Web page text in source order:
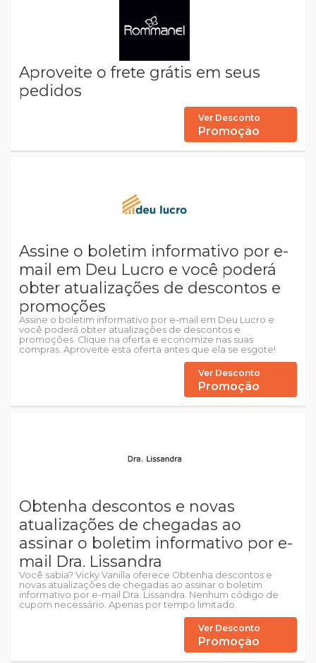
Aproveite o frete grátis em seus
pedidos
Ver Desconto
Promoção
Assine o boletim informativo por e-
mail em Deu Lucro e você poderá
obter atualizações de descontos e
promoções
Assine o boletim informativo por e-mail em Deu Lucro e
você poderá obter atualizações de descontos e
promoções. Clique na oferta e economize nas suas
compras. Aproveite esta oferta antes que ela se esgote!
Ver Desconto
Promoção
Obtenha descontos e novas
atualizações de chegadas ao
assinar o boletim informativo por e-
mail Dra. Lissandra
Você sabia? Vicky Vanilla oferece Obtenha descontos e
novas atualizações de chegadas ao assinar o boletim
informativo por e-mail Dra. Lissandra. Nenhum código de
cupom necessário. Apenas por tempo limitado.
Ver Desconto
Promoção